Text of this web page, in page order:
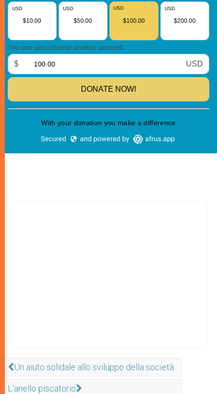
Un aiuto solidale allo sviluppo della società
L'anello piscatorio